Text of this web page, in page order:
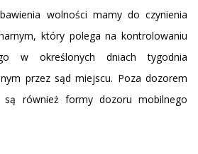
wolności mamy do czynienia
który polega na kontrolowaniu
w określonych dniach tygodnia
przez sąd miejscu. Poza dozorem
są również formy dozoru mobilnego